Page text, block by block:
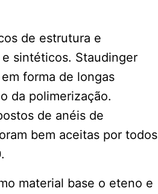
de estrutura e
sintéticos. Staudinger
forma de longas
da polimerização.
de anéis de
bem aceitas por todos
material base o eteno e